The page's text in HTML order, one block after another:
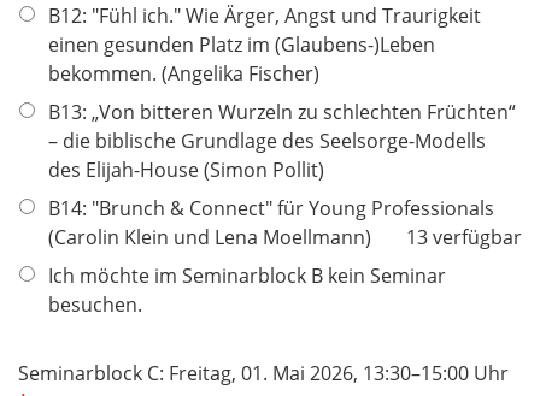
B12: "Fühl ich." Wie Ärger, Angst und Traurigkeit
einen gesunden Platz im (Glaubens-)Leben
bekommen. (Angelika Fischer)
B13: „Von bitteren Wurzeln zu schlechten Früchten“
– die biblische Grundlage des Seelsorge-Modells
des Elijah-House (Simon Pollit)
B14: "Brunch & Connect" für Young Professionals
(Carolin Klein und Lena Moellmann)
13 verfügbar
Ich möchte im Seminarblock B kein Seminar
besuchen.
Seminarblock C: Freitag, 01. Mai 2026, 13:30–15:00 UhrP